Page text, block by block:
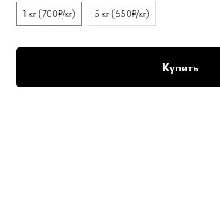
1 кг (700₽/кг)
5 кг (650₽/кг)
Купить